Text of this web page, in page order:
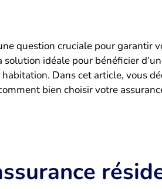
question cruciale pour garantir
solution idéale pour bénéficier
Dans cet article, vous
bien choisir votre